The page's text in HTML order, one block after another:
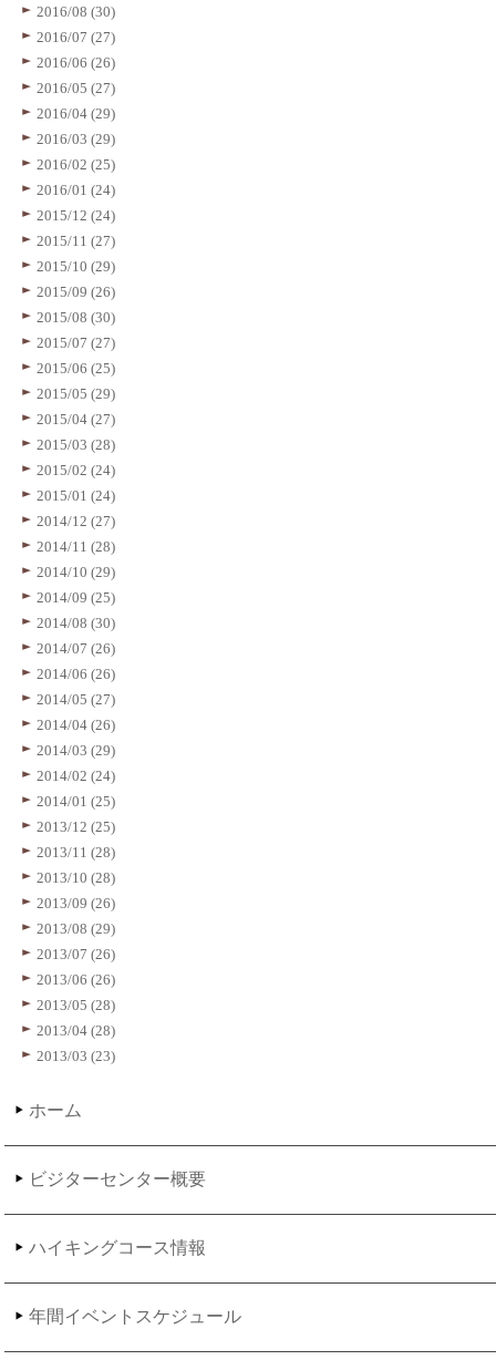
2016/08 (30)
2016/07 (27)
2016/06 (26)
2016/05 (27)
2016/04 (29)
2016/03 (29)
2016/02 (25)
2016/01 (24)
2015/12 (24)
2015/11 (27)
2015/10 (29)
2015/09 (26)
2015/08 (30)
2015/07 (27)
2015/06 (25)
2015/05 (29)
2015/04 (27)
2015/03 (28)
2015/02 (24)
2015/01 (24)
2014/12 (27)
2014/11 (28)
2014/10 (29)
2014/09 (25)
2014/08 (30)
2014/07 (26)
2014/06 (26)
2014/05 (27)
2014/04 (26)
2014/03 (29)
2014/02 (24)
2014/01 (25)
2013/12 (25)
2013/11 (28)
2013/10 (28)
2013/09 (26)
2013/08 (29)
2013/07 (26)
2013/06 (26)
2013/05 (28)
2013/04 (28)
2013/03 (23)
ホーム
ビジターセンター概要
ハイキングコース情報
年間イベントスケジュール